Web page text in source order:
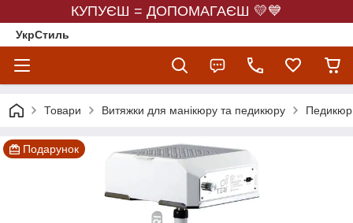
КУПУЄШ = ДОПОМАГАЄШ 💛💙
УкрСтиль
Товари Витяжки для манікюру та педикюру
Подарунок